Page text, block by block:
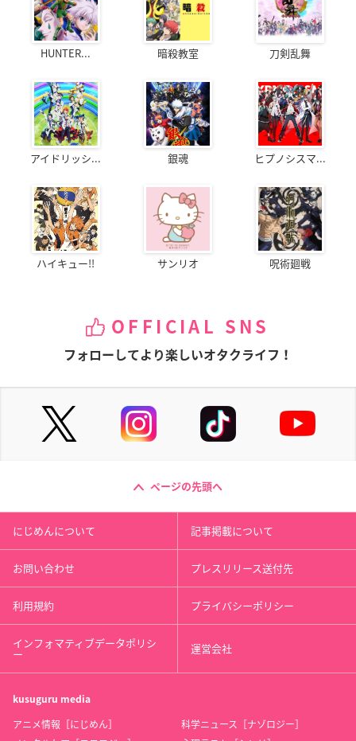
HUNTER... 暗殺教室 刀剣乱舞
アイドリッシ... 銀魂 ヒプノシスマ...
ハイキュー!! サンリオ 呪術廻戦
OFFICIAL SNS
フォローしてより楽しいオタクライフ！
ページの先頭へ
にじめんについて 記事掲載について
お問い合わせ プレスリリース送付先
利用規約 プライバシーポリシー
インフォマティブデータポリシ
ー 運営会社
kusuguru media
アニメ情報［にじめん］
科学ニュース［ナゾロジー］